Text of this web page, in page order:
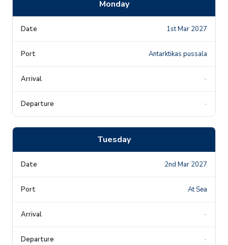
Monday
1st Mar 2027
Antarktikas pussala
-
-
Tuesday
2nd Mar 2027
At Sea
-
-